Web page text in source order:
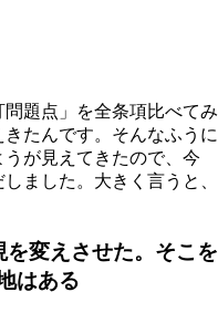
題点」を全条項比べてみ
たんです。そんなふうに
が見えてきたので、今
ました。大きく言うと、
変えさせた。そこを
はある